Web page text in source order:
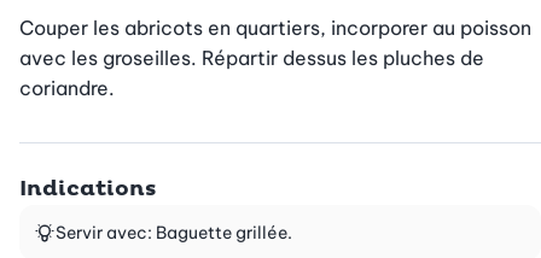
Couper les abricots en quartiers, incorporer au poisson
avec les groseilles. Répartir dessus les pluches de
coriandre.
Indications
Servir avec: Baguette grillée.